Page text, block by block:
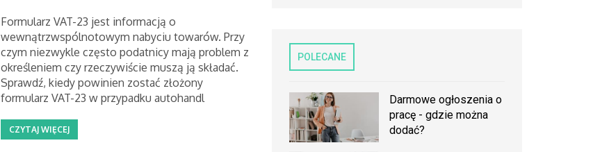
Formularz VAT-23 jest informacją o
wewnątrzwspólnotowym nabyciu towarów. Przy
czym niezwykle często podatnicy mają problem z
określeniem czy rzeczywiście muszą ją składać.
Sprawdź, kiedy powinien zostać złożony
formularz VAT-23 w przypadku autohandl
CZYTAJ WIĘCEJ
POLECANE
Darmowe ogłoszenia o
pracę - gdzie można
dodać?